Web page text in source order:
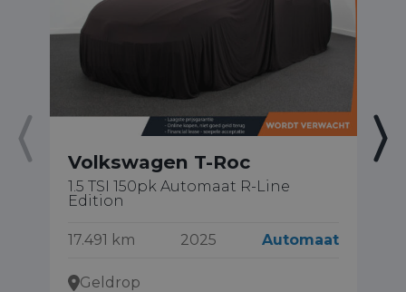
Volkswagen T-Roc
1.5 TSI 150pk Automaat R-Line
Edition
17.491 km 2025 Automaat
Geldrop